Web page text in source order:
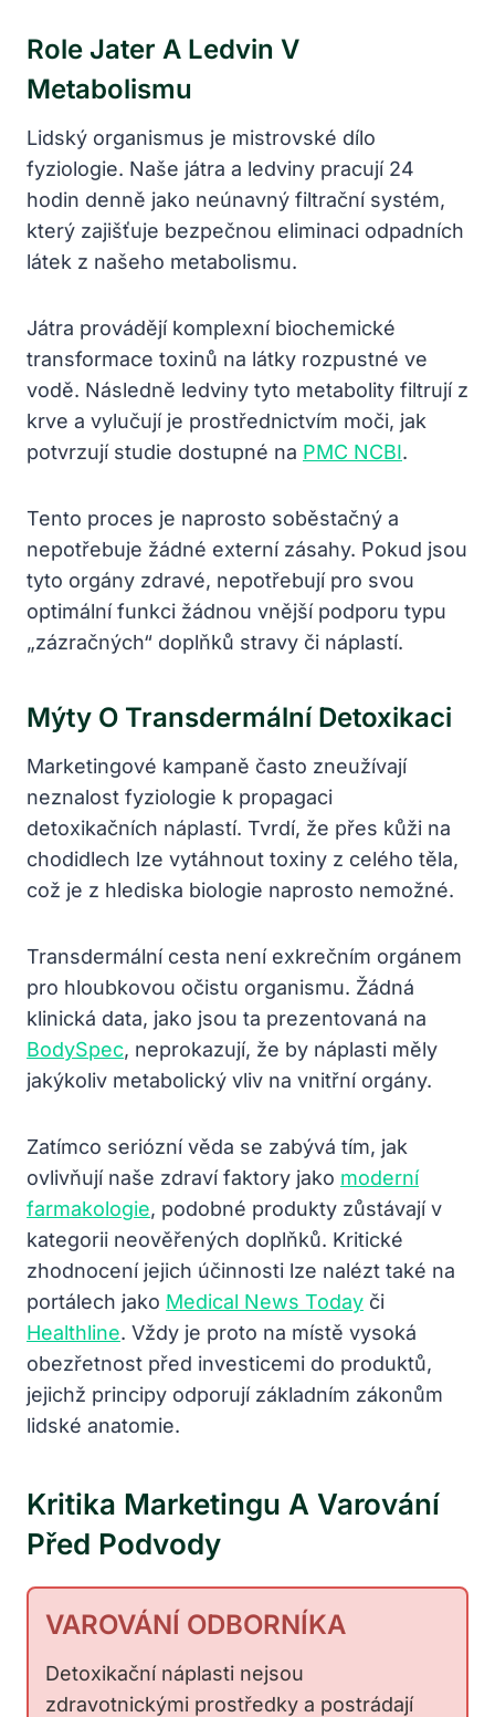
Role Jater A Ledvin V
Metabolismu
Lidský organismus je mistrovské dílo
fyziologie. Naše játra a ledviny pracují 24
hodin denně jako neúnavný filtrační systém,
který zajišťuje bezpečnou eliminaci odpadních
látek z našeho metabolismu.
Játra provádějí komplexní biochemické
transformace toxinů na látky rozpustné ve
vodě. Následně ledviny tyto metabolity filtrují z
krve a vylučují je prostřednictvím moči, jak
potvrzují studie dostupné na PMC NCBI.
Tento proces je naprosto soběstačný a
nepotřebuje žádné externí zásahy. Pokud jsou
tyto orgány zdravé, nepotřebují pro svou
optimální funkci žádnou vnější podporu typu
„zázračných“ doplňků stravy či náplastí.
Mýty O Transdermální Detoxikaci
Marketingové kampaně často zneužívají
neznalost fyziologie k propagaci
detoxikačních náplastí. Tvrdí, že přes kůži na
chodidlech lze vytáhnout toxiny z celého těla,
což je z hlediska biologie naprosto nemožné.
Transdermální cesta není exkrečním orgánem
pro hloubkovou očistu organismu. Žádná
klinická data, jako jsou ta prezentovaná na
BodySpec, neprokazují, že by náplasti měly
jakýkoliv metabolický vliv na vnitřní orgány.
Zatímco seriózní věda se zabývá tím, jak
ovlivňují naše zdraví faktory jako moderní
farmakologie, podobné produkty zůstávají v
kategorii neověřených doplňků. Kritické
zhodnocení jejich účinnosti lze nalézt také na
portálech jako Medical News Today či
Healthline. Vždy je proto na místě vysoká
obezřetnost před investicemi do produktů,
jejichž principy odporují základním zákonům
lidské anatomie.
Kritika Marketingu A Varování
Před Podvody
VAROVÁNÍ ODBORNÍKA
Detoxikační náplasti nejsou
zdravotnickými prostředky a postrádají